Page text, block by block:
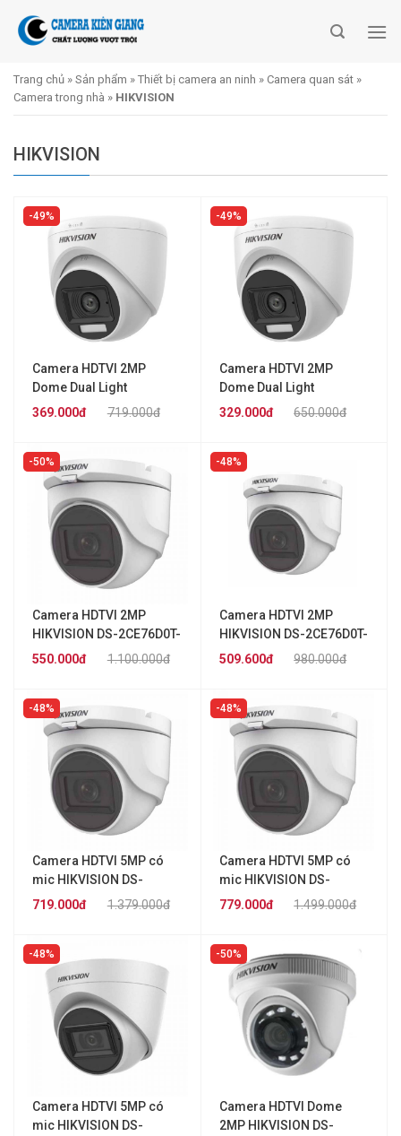
Trang chủ » Sản phẩm » Thiết bị camera an ninh » Camera quan sát »
Camera trong nhà » HIKVISION
HIKVISION
49%
Camera HDTVI 2MP
Dome Dual Light
HIKVISION DS-2CE76D0T-
719.000đ
369.000đ
49%
Camera HDTVI 2MP
Dome Dual Light
HIKVISION DS-2CE76D0T-
650.000đ
329.000đ
50%
Camera HDTVI 2MP
HIKVISION DS-2CE76D0T-
ITMFS
1.100.000đ
550.000đ
48%
Camera HDTVI 2MP
HIKVISION DS-2CE76D0T-
ITPFS
980.000đ
509.600đ
48%
Camera HDTVI 5MP có
mic HIKVISION DS-
2CE76H0T-ITMFS1.379.000đ
719.000đ
48%
Camera HDTVI 5MP có
mic HIKVISION DS-
2CE76H0T-ITPFS1.499.000đ
779.000đ
48%
Camera HDTVI 5MP có
mic HIKVISION DS-
50%
Camera HDTVI Dome
2MP HIKVISION DS-